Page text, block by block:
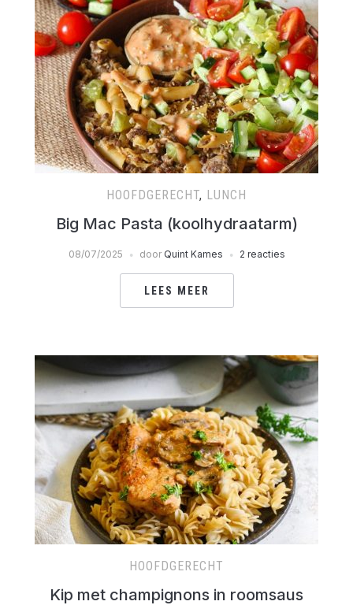
HOOFDGERECHT, LUNCH
Big Mac Pasta (koolhydraatarm)
08/07/2025 door Quint Kames 2 reacties
LEES MEER
HOOFDGERECHT
Kip met champignons in roomsaus